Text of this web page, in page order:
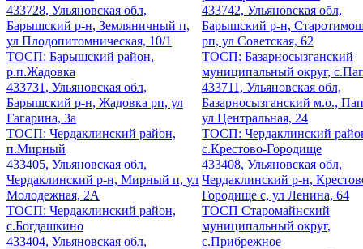
433728, Ульяновская обл,
Барышский р-н, Земляничный п,
ул Плодопитомническая, 10/1
433742, Ульяновская обл,
Барышский р-н,
рп, ул Советская, 62
ТОСП: Барышский район,
р.п.Жадовка
433731, Ульяновская обл,
Барышский р-н, Жадовка рп, ул
Гагарина, 3а
ТОСП: Базарносызганский
муниципальный округ,
433711, Ульяновская обл,
Базарносызганский м.о.,
ул Центральная, 24
ТОСП: Чердаклинский район,
п.Мирный
433405, Ульяновская обл,
Чердаклинский р-н, Мирный п, ул
Молодежная, 2А
ТОСП: Чердаклинский
с.Крестово-Городище
433408, Ульяновская обл,
Чердаклинский р-н,
Городище с, ул Ленина, 64
ТОСП: Чердаклинский район,
с.Богдашкино
433404, Ульяновская обл,
ТОСП Старомайнский
муниципальный округ,
с.Прибрежное